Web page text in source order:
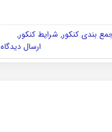
بندی کنکور, شرایط کنکور,
ارسال دیدگاه